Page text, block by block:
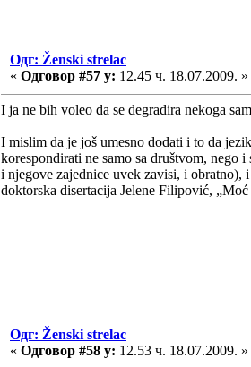
Одг: Ženski strelac
« Одговор #57 у: 12.45 ч. 18.07.2009. »
I ja ne bih voleo da se degradira nekoga
I mislim da je još umesno dodati i to da
korespondirati ne samo sa društvom, nego
i njegove zajednice uvek zavisi, i obratno),
doktorska disertacija Jelene Filipović,
Одг: Ženski strelac
« Одговор #58 у: 12.53 ч. 18.07.2009. »